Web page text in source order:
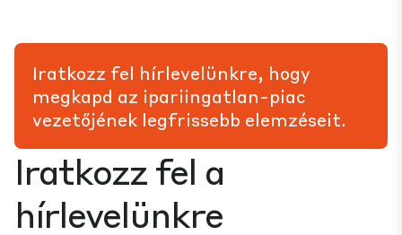
Iratkozz fel a
hírlevelünkre
Iratkozz fel hírlevelünkre, hogy
megkapd az ipariingatlan-piac
vezetőjének legfrissebb elemzéseit.